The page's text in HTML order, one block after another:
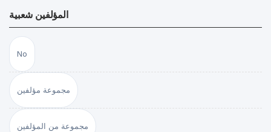
المؤلفين شعبية
No
مجموعة مؤلفين
مجموعة من المؤلفين